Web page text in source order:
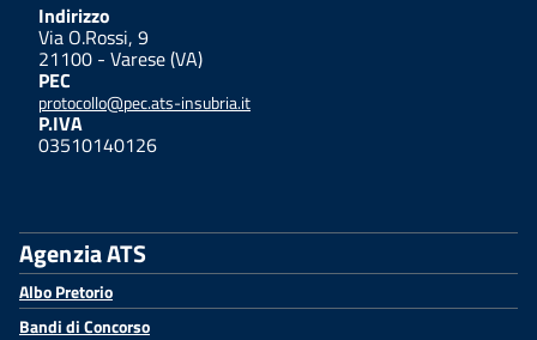
Indirizzo
Via O.Rossi, 9
21100 - Varese (VA)
PEC
protocollo@pec.ats-insubria.it
P.IVA
03510140126
Agenzia ATS
Albo Pretorio
Bandi di Concorso